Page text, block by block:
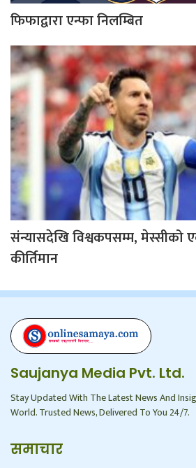
फिफाद्वारा एन्फा निलम्बित
संन्यासदेखि विश्वकपसम्म, मेस्सीको
कीर्तिमान
Saujanya Media Pvt. Ltd.
Stay Updated With The Latest News And
World. Trusted News, Delivered To You 24/7.
समाचार